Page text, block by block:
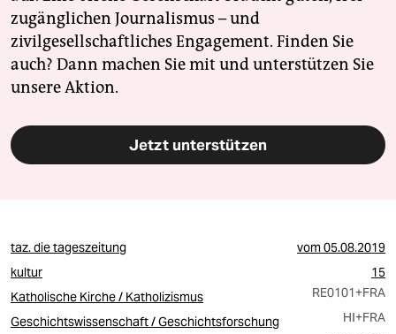
zugänglichen Journalismus – und
zivilgesellschaftliches Engagement. Finden Sie
auch? Dann machen Sie mit und unterstützen Sie
unsere Aktion.
Jetzt unterstützen
taz. die tageszeitung vom05.08.2019
kultur
15
Katholische Kirche / Katholizismus
RE0101+FRA
Geschichtswissenschaft / Geschichtsforschung
HI+FRA